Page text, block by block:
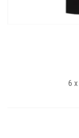
6 x